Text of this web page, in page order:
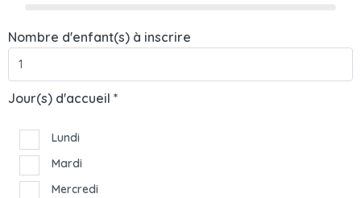
Nombre d'enfant(s) à inscrire
Jour(s) d'accueil *
Lundi
Mardi
Mercredi